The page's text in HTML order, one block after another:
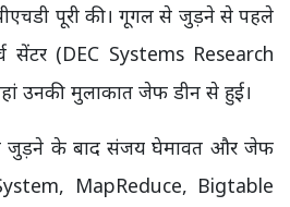
पूरी की। गूगल से जुड़ने से पहले
सेंटर (DEC Systems Research
उनकी मुलाकात जेफ डीन से हुई।
जुड़ने के बाद संजय घेमावत और जेफ
MapReduce, Bigtable